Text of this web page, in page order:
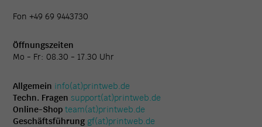
Fon +49 69 9443730
Öffnungszeiten
Mo - Fr: 08.30 - 17.30 Uhr
Allgemein info(at)printweb.de
Techn. Fragen support(at)printweb.de
Online-Shop team(at)printweb.de
Geschäftsführung gf(at)printweb.de